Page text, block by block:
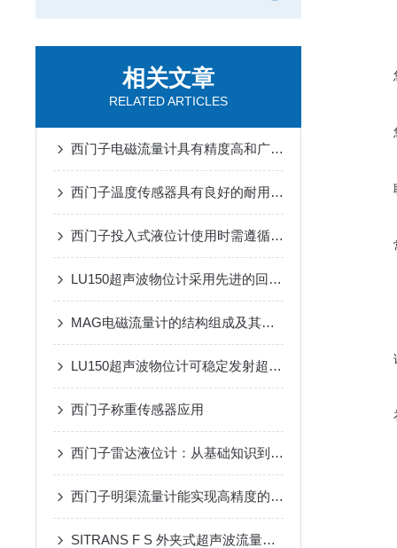
相关文章
RELATED ARTICLES
西门子电磁流量计具有精度高和广泛的应用范围
西门子温度传感器具有良好的耐用性和可靠性
西门子投入式液位计使用时需遵循哪些步骤？
LU150超声波物位计采用先进的回波捕捉算法和自适应阈值技术
MAG电磁流量计的结构组成及其作用
LU150超声波物位计可稳定发射超声波脉冲
西门子称重传感器应用
西门子雷达液位计：从基础知识到高级应用
西门子明渠流量计能实现高精度的液位测量
SITRANS F S 外夹式超声波流量计应用案例